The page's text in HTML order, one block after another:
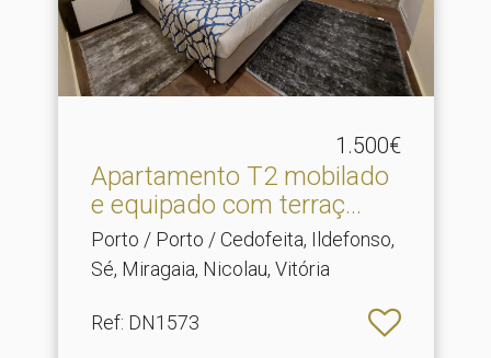
1.500€
Apartamento T2 mobilado
e equipado com terraç.​..
Porto / Porto / Cedofeita, Ildefonso,
Sé, Miragaia, Nicolau, Vitória
Ref: DN1573